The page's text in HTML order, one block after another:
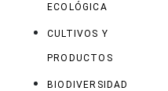
ECOLÓGICA
CULTIVOS Y
PRODUCTOS
BIODIVERSIDAD